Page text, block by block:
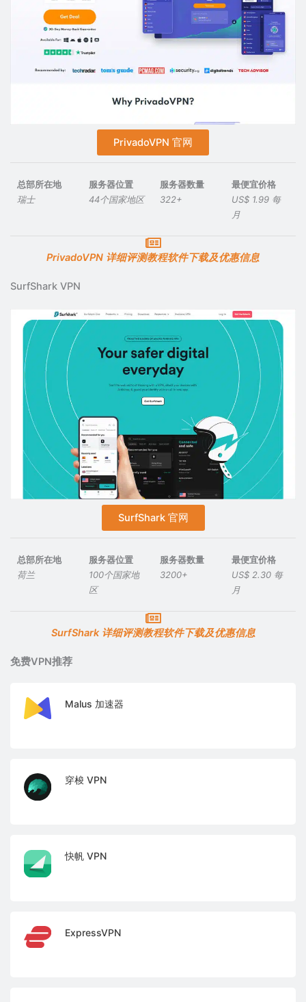
PrivadoVPN 官网
总部所在地
瑞士
服务器位置
44个国家地区
服务器数量
322+
最便宜价格
US$ 1.99 每
月
PrivadoVPN 详细评测教程软件下载及优惠信息
SurfShark VPN
SurfShark 官网
总部所在地
荷兰
服务器位置
100个国家地
区
服务器数量
3200+
最便宜价格
US$ 2.30 每
月
SurfShark 详细评测教程软件下载及优惠信息
免费VPN推荐
Malus 加速器
穿梭 VPN
快帆 VPN
ExpressVPN